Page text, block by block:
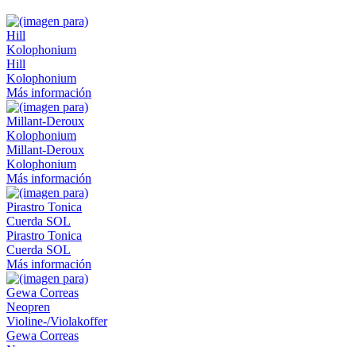
Hill
Kolophonium
Más información
Millant-Deroux
Kolophonium
Más información
Pirastro Tonica
Cuerda SOL
Más información
Gewa Correas